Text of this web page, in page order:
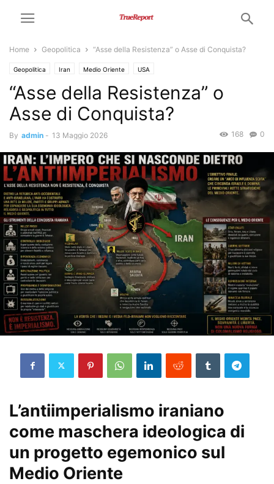
Home Geopolitica “Asse della Resistenza” o Asse di Conquista?
Geopolitica Iran Medio Oriente USA
“Asse della Resistenza” o
Asse di Conquista?
By admin - 13 Maggio 2026 0
168
L’antiimperialismo iraniano
come maschera ideologica di
un progetto egemonico sul
Medio Oriente